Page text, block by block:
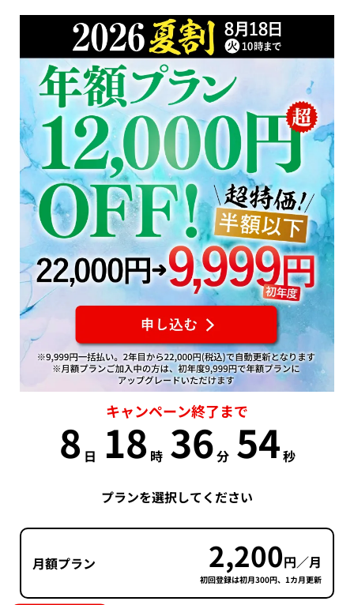
キャンペーン終了まで
8 日 18 時 36分 53秒
プランを選択してください
月額プラン 2,200円／月
初回登録は初月300円、1カ月更新